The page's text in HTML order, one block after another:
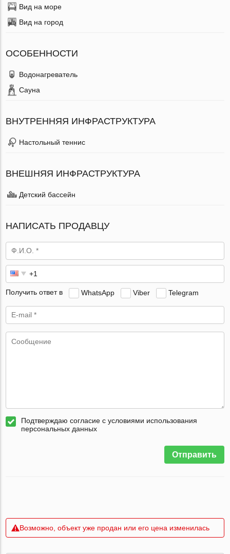
Вид на море
Вид на город
ОСОБЕННОСТИ
Водонагреватель
Сауна
ВНУТРЕННЯЯ ИНФРАСТРУКТУРА
Настольный теннис
ВНЕШНЯЯ ИНФРАСТРУКТУРА
Детский бассейн
НАПИСАТЬ ПРОДАВЦУ
Получить ответ в WhatsApp Viber Telegram
Подтверждаю согласие с условиями использования
персональных данных
Отправить
Возможно, объект уже продан или его цена изменилась